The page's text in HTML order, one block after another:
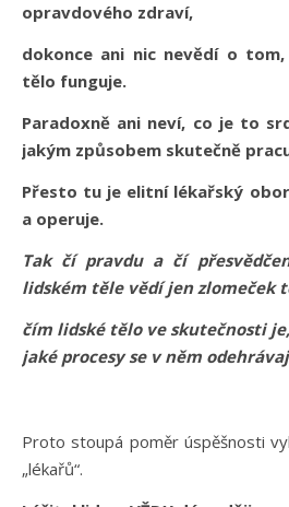
opravdového zdraví,
dokonce ani nic nevědí o
tělo funguje.
Paradoxně ani neví, co je to
jakým způsobem skutečně
Přesto tu je elitní lékařský
a operuje.
Tak čí pravdu a čí
lidském těle vědí jen zlomeček
čím lidské tělo ve skutečnosti
jaké procesy se v něm
Proto stoupá poměr úspěšnosti
„lékařů“.